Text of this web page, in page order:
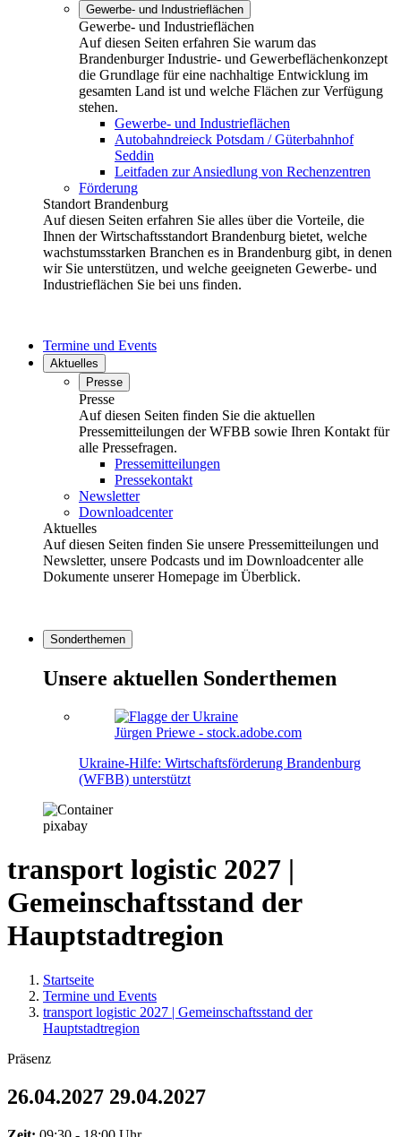
Gewerbe- und Industrieflächen
Gewerbe- und Industrieflächen
Auf diesen Seiten erfahren Sie warum das
Brandenburger Industrie- und Gewerbeflächenkonzept
die Grundlage für eine nachhaltige Entwicklung im
gesamten Land ist und welche Flächen zur Verfügung
stehen.
Gewerbe- und Industrieflächen
Autobahndreieck Potsdam / Güterbahnhof
Seddin
Leitfaden zur Ansiedlung von Rechenzentren
Förderung
Standort Brandenburg
Auf diesen Seiten erfahren Sie alles über die Vorteile, die
Ihnen der Wirtschaftsstandort Brandenburg bietet, welche
wachstumsstarken Branchen es in Brandenburg gibt, in denen
wir Sie unterstützen, und welche geeigneten Gewerbe- und
Industrieflächen Sie bei uns finden.
Termine und Events
Aktuelles
Presse
Presse
Auf diesen Seiten finden Sie die aktuellen
Pressemitteilungen der WFBB sowie Ihren Kontakt für
alle Pressefragen.
Pressemitteilungen
Pressekontakt
Newsletter
Downloadcenter
Aktuelles
Auf diesen Seiten finden Sie unsere Pressemitteilungen und
Newsletter, unsere Podcasts und im Downloadcenter alle
Dokumente unserer Homepage im Überblick.
Sonderthemen
Unsere aktuellen Sonderthemen
Jürgen Priewe - stock.adobe.com
Ukraine-Hilfe: Wirtschaftsförderung Brandenburg
(WFBB) unterstützt
pixabay
transport logistic 2027 |
Gemeinschaftsstand der
Hauptstadtregion
Startseite
Termine und Events
transport logistic 2027 | Gemeinschaftsstand der
Hauptstadtregion
Präsenz
26.04.2027 29.04.2027